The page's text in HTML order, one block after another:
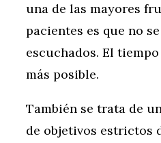
una de las mayores
pacientes es que no
escuchados. El
más posible.
También se trata de
de objetivos estrictos